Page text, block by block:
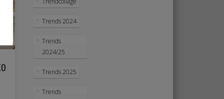
Trends 2024
Trends
2024/25
Trends 2025
Trends